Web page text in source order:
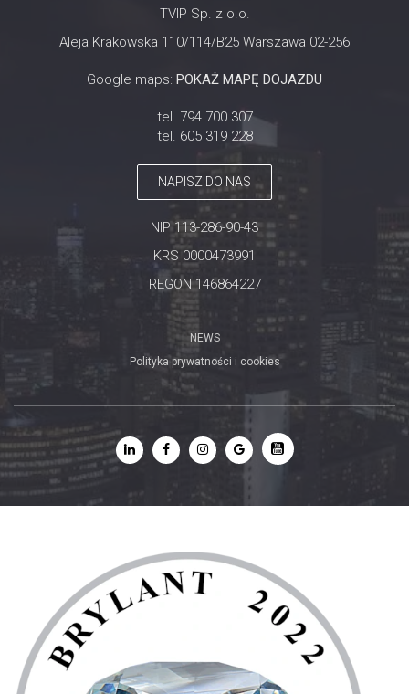
TVIP Sp. z o.o.
Aleja Krakowska 110/114/B25 Warszawa 02-256
Google maps: POKAŻ MAPĘ DOJAZDU
tel. 794 700 307
tel. 605 319 228
NAPISZ DO NAS
NIP 113-286-90-43
KRS 0000473991
REGON 146864227
NEWS
Polityka prywatności i cookies